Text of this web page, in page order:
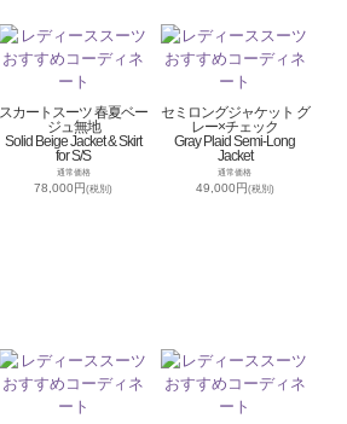
スカートスーツ 春夏ベー
ジュ無地
Solid Beige Jacket & Skirt
for S/S
通常価格
78,000円(税別)
セミロングジャケット グ
レー×チェック
Gray Plaid Semi-Long
Jacket
通常価格
49,000円(税別)